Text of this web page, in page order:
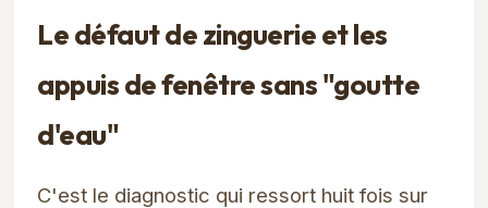
Le défaut de zinguerie et les
appuis de fenêtre sans "goutte
d'eau"
C'est le diagnostic qui ressort huit fois sur